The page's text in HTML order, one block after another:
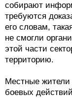
собирают
требуются
его словам,
не смогли
этой части
территорию.
Местные жители
боевых